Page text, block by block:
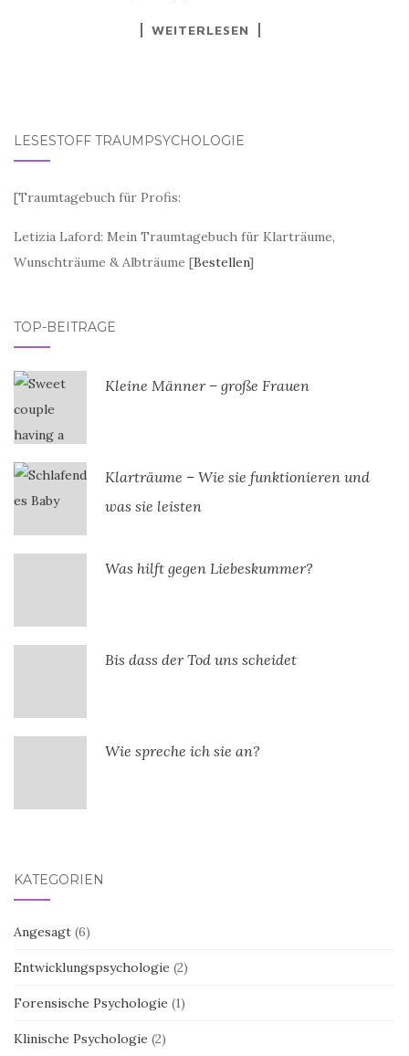
WEITERLESEN
LESESTOFF TRAUMPSYCHOLOGIE
[Traumtagebuch für Profis:
Letizia Laford: Mein Traumtagebuch für Klarträume,
Wunschträume & Albträume [Bestellen]
TOP-BEITRÄGE
Kleine Männer – große Frauen
Klarträume – Wie sie funktionieren und
was sie leisten
Was hilft gegen Liebeskummer?
Bis dass der Tod uns scheidet
Wie spreche ich sie an?
KATEGORIEN
Angesagt (6)
Entwicklungspsychologie (2)
Forensische Psychologie (1)
Klinische Psychologie (2)